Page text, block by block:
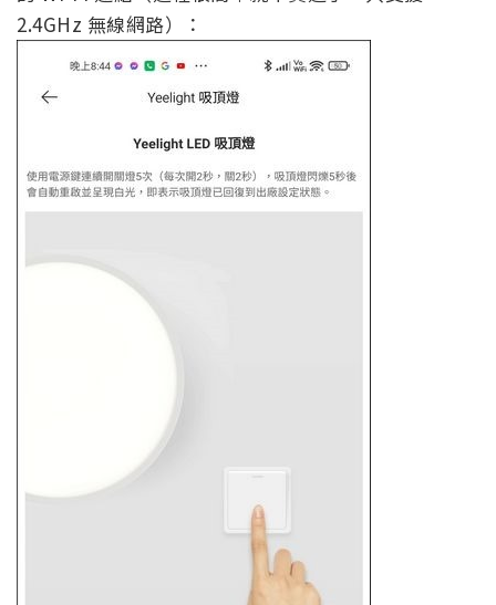
2.4GHz 無線網路）：